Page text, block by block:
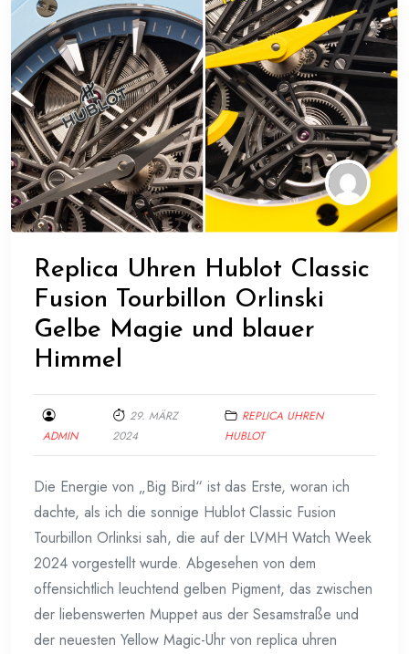
Replica Uhren Hublot Classic
Fusion Tourbillon Orlinski
Gelbe Magie und blauer
Himmel
ADMIN
29. MÄRZ
2024
REPLICA UHREN
HUBLOT
Die Energie von „Big Bird“ ist das Erste, woran ich
dachte, als ich die sonnige Hublot Classic Fusion
Tourbillon Orlinksi sah, die auf der LVMH Watch Week
2024 vorgestellt wurde. Abgesehen von dem
offensichtlich leuchtend gelben Pigment, das zwischen
der liebenswerten Muppet aus der Sesamstraße und
der neuesten Yellow Magic-Uhr von replica uhren